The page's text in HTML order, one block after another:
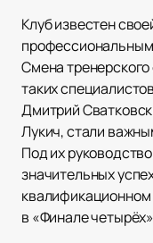
Клуб известен
Смена тренерского
таких
Дмитрий
Лукич, стали
Под их
значительных
в «Финале